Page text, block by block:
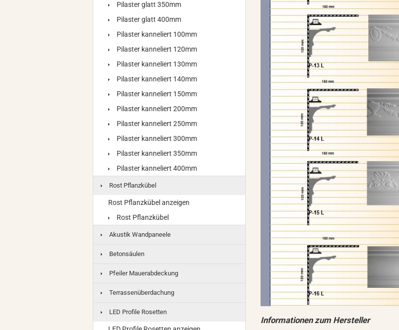
Pilaster glatt 350mm
Pilaster glatt 400mm
Pilaster kanneliert 100mm
Pilaster kanneliert 120mm
Pilaster kanneliert 130mm
Pilaster kanneliert 140mm
Pilaster kanneliert 150mm
Pilaster kanneliert 200mm
Pilaster kanneliert 250mm
Pilaster kanneliert 300mm
Pilaster kanneliert 350mm
Pilaster kanneliert 400mm
Rost Pflanzkübel
Rost Pflanzkübel anzeigen
Rost Pflanzkübel
Akustik Wandpaneele
Betonsäulen
Pfeiler Mauerabdeckung
Terrassenüberdachung
LED Profile Rosetten